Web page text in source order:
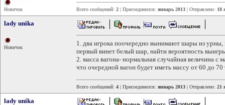
Новичок Всего сообщений: 2 | Присоединился: январь 2013 | Отправлено: 18
lady unika
Новичок
1. два игрока поочередно вынимают шары из урны,
первый винет белый шар, найти вероятность
2. масса вагона- нормальная случайная величина с
что очередной вагон будет иметь массу от 60 до 70
Всего сообщений: 4 | Присоединился: январь 2013 | Отправлено: 21
lady unika